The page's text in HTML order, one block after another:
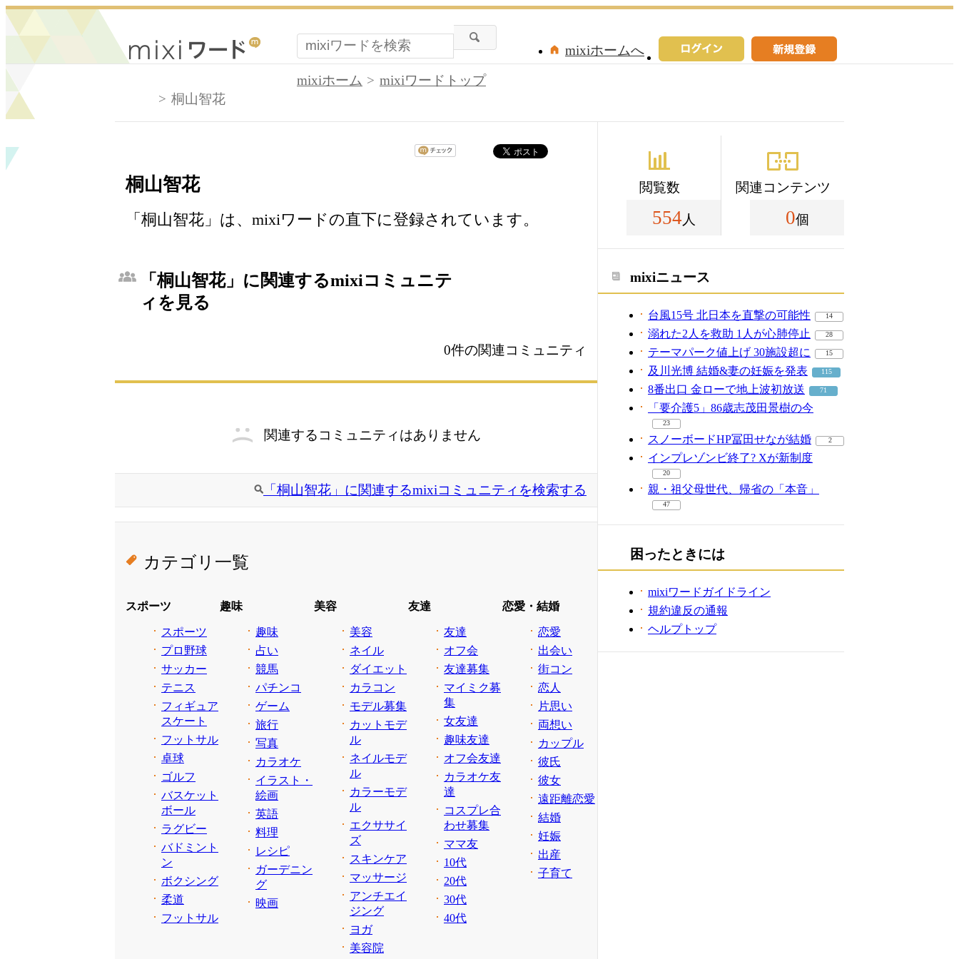
mixiホームへ
mixiホーム
mixiワードトップ
桐山智花
桐山智花
「桐山智花」は、mixiワードの直下に登録されています。
「桐山智花」に関連するmixiコミュニテ
ィを見る
0件の関連コミュニティ
関連するコミュニティはありません
「桐山智花」に関連するmixiコミュニティを検索する
カテゴリ一覧
スポーツ
スポーツ
プロ野球
サッカー
テニス
フィギュア
スケート
フットサル
卓球
ゴルフ
バスケット
ボール
ラグビー
バドミント
ン
ボクシング
柔道
フットサル
趣味
趣味
占い
競馬
パチンコ
ゲーム
旅行
写真
カラオケ
イラスト・
絵画
英語
料理
レシピ
ガーデニン
グ
映画
美容
美容
ネイル
ダイエット
カラコン
モデル募集
カットモデ
ル
ネイルモデ
ル
カラーモデ
ル
エクササイ
ズ
スキンケア
マッサージ
アンチエイ
ジング
ヨガ
美容院
友達
友達
オフ会
友達募集
マイミク募
集
女友達
趣味友達
オフ会友達
カラオケ友
達
コスプレ合
わせ募集
ママ友
10代
20代
30代
40代
恋愛・結婚
恋愛
出会い
街コン
恋人
片思い
両想い
カップル
彼氏
彼女
遠距離恋愛
結婚
妊娠
出産
子育て
閲覧数
554 人
関連コンテンツ
0個
mixiニュース
台風15号 北日本を直撃の可能性 14
溺れた2人を救助 1人が心肺停止 28
テーマパーク値上げ 30施設超に 15
及川光博 結婚&妻の妊娠を発表 115
8番出口 金ローで地上波初放送 71
「要介護5」86歳志茂田景樹の今
23
スノーボードHP冨田せなが結婚 2
インプレゾンビ終了? Xが新制度
20
親・祖父母世代、帰省の「本音」
47
困ったときには
mixiワードガイドライン
規約違反の通報
ヘルプトップ